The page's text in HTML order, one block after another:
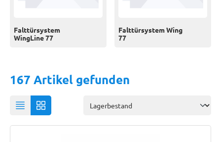
Falttürsystem
WingLine 77
Falttürsystem Wing
77
167 Artikel gefunden